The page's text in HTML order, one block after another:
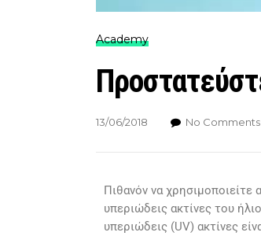
Academy
13/06/2018 No Comments
Πιθανόν να χρησιμοποιείτε
υπεριώδεις ακτίνες του
υπεριώδεις (UV) ακτίνες